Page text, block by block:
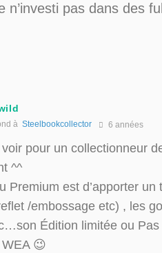
n’investi pas dans des
à Steelbookcollector 6 années
voir pour un collectionneur
^^
Premium est d’apporter un
/embossage etc) , les
Édition limitée ou Pas
😉